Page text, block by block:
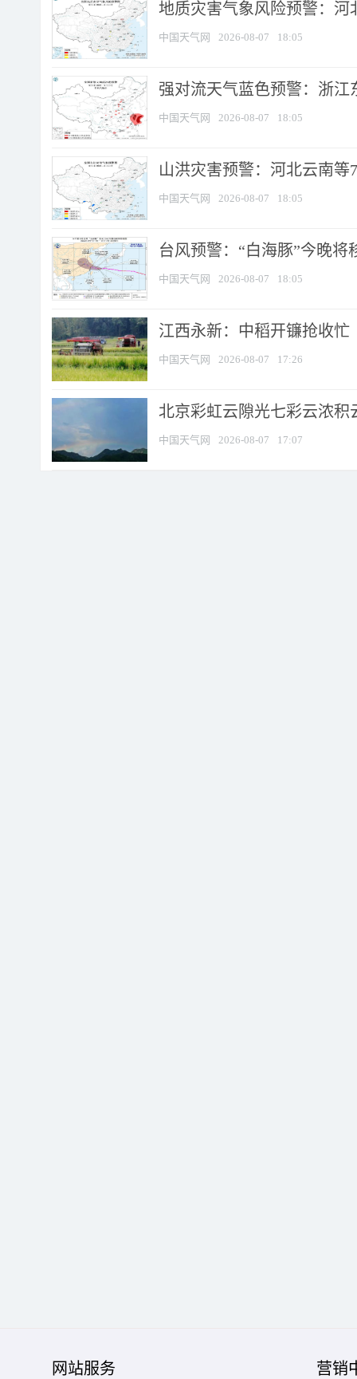
地质灾害气象风险预警：河
中国天气网 2026-08-07 18:05
强对流天气蓝色预警：浙江
中国天气网 2026-08-07 18:05
山洪灾害预警：河北云南
中国天气网 2026-08-07 18:05
台风预警：“白海豚”今晚将
中国天气网 2026-08-07 18:05
江西永新：中稻开镰抢收忙
中国天气网 2026-08-07 17:26
北京彩虹云隙光七彩云浓积
中国天气网 2026-08-07 17:07
网站服务 营销